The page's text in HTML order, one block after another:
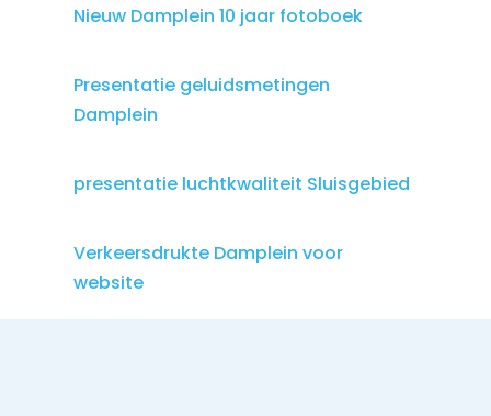
Nieuw Damplein 10 jaar fotoboek
Presentatie geluidsmetingen
Damplein
presentatie luchtkwaliteit Sluisgebied
Verkeersdrukte Damplein voor
website